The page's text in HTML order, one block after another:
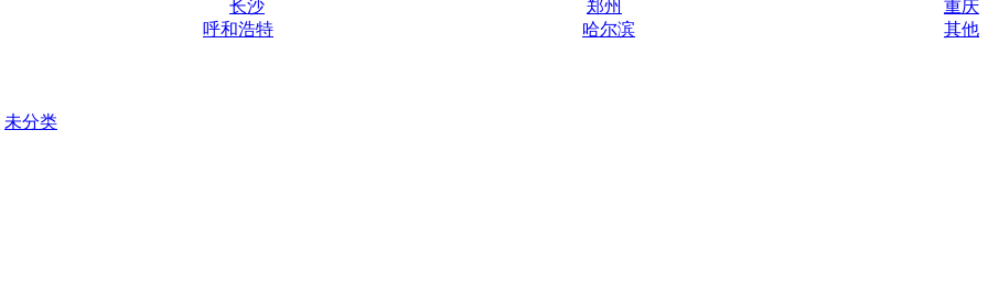
长沙 郑州
重庆
呼和浩特 哈尔滨
其他
未分类